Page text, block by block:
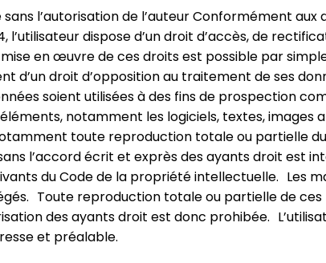
l’autorisation de l’auteur Conformément aux
l’utilisateur dispose d’un droit d’accès, de
en œuvre de ces droits est possible par
d’un droit d’opposition au traitement de ses
soient utilisées à des fins de prospection
notamment les logiciels, textes, images
toute reproduction totale ou partielle
l’accord écrit et exprès des ayants droit est
du Code de la propriété intellectuelle. Les
Toute reproduction totale ou partielle de
des ayants droit est donc prohibée.
et préalable.